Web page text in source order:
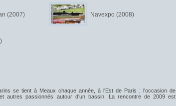
(2007) Navexpo (2008)
se tient à Meaux chaque année, à l'Est de Paris ; l'occasion de
autres passionnés autour d'un bassin. La rencontre de 2009 est